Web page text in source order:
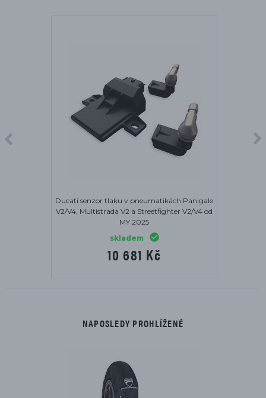
Ducati senzor tlaku v pneumatikách Panigale
V2/V4, Multistrada V2 a Streetfighter V2/V4 od
MY 2025
skladem
10 681 Kč
NAPOSLEDY PROHLÍŽENÉ